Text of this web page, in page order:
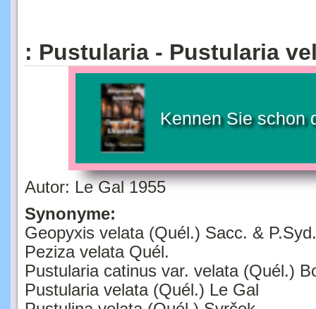
: Pustularia - Pustularia
Kennen Sie schon
Autor: Le Gal 1955
Synonyme:
Geopyxis velata (Quél.) Sacc. & P.Syd.
Peziza velata Quél.
Pustularia catinus var. velata (Quél.)
Pustularia velata (Quél.) Le Gal